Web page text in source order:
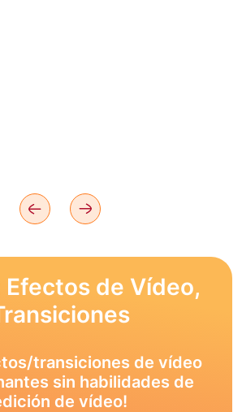
Efectos de Vídeo,
transiciones de vídeo
sin habilidades de
de vídeo!